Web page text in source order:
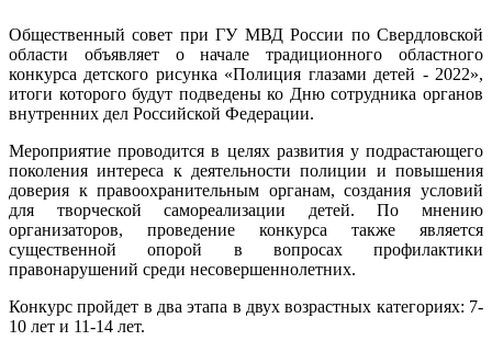
Общественный совет при ГУ МВД России по Свердловской
области объявляет о начале традиционного областного
конкурса детского рисунка «Полиция глазами детей - 2022»,
итоги которого будут подведены ко Дню сотрудника органов
внутренних дел Российской Федерации.
Мероприятие проводится в целях развития у подрастающего
поколения интереса к деятельности полиции и повышения
доверия к правоохранительным органам, создания условий
для творческой самореализации детей. По мнению
организаторов, проведение конкурса также является
существенной опорой в вопросах профилактики
правонарушений среди несовершеннолетних.
Конкурс пройдет в два этапа в двух возрастных категориях: 7-
10 лет и 11-14 лет.